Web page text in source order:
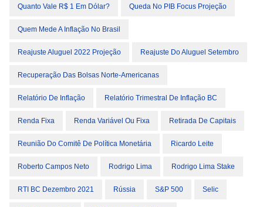
Quanto Vale R$ 1 Em Dólar? Queda No PIB Focus Projeção
Quem Mede A Inflação No Brasil
Reajuste Aluguel 2022 Projeção Reajuste Do Aluguel Setembro
Recuperação Das Bolsas Norte-Americanas
Relatório De Inflação Relatório Trimestral De Inflação BC
Renda Fixa Renda Variável Ou Fixa Retirada De Capitais
Reunião Do Comitê De Política Monetária Ricardo Leite
Roberto Campos Neto Rodrigo Lima Rodrigo Lima Stake
RTI BC Dezembro 2021 Rússia S&P 500 Selic